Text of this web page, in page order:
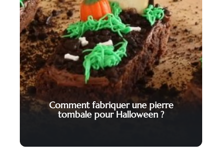
Comment fabriquer une pierre
tombale pour Halloween ?